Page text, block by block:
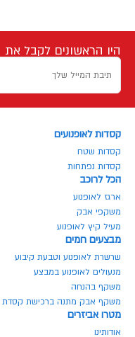
היו הראשונים לקבל
קסדות לאופנועים
קסדות שטח
קסדות נפתחות
הכל לרוכב
ארגז לאופנוע
משקפי אבק
מעיל קיץ לאופנוע
מבצעים חמים
שרשרת לאופנוע וטבעת קיבוע
מנעולים לאופנוע במבצע
משקף בהנחה
משקף אבק מתנה ברכישת קסדת WOLF
מטרו אביזרים
אודותינו